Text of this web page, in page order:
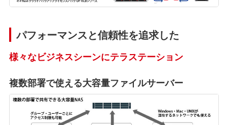
パフォーマンスと信頼性を追求した
様々なビジネスシーンにテラステーション
複数部署で使える大容量ファイルサーバー